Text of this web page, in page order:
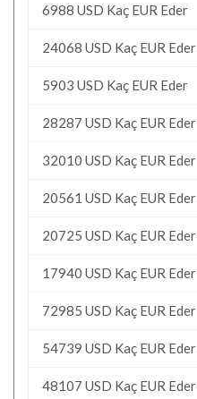
6988 USD Kaç EUR Eder
24068 USD Kaç EUR Eder
5903 USD Kaç EUR Eder
28287 USD Kaç EUR Eder
32010 USD Kaç EUR Eder
20561 USD Kaç EUR Eder
20725 USD Kaç EUR Eder
17940 USD Kaç EUR Eder
72985 USD Kaç EUR Eder
54739 USD Kaç EUR Eder
48107 USD Kaç EUR Eder